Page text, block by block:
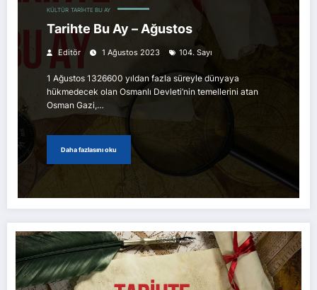
KÜLTÜR TARIHTE BU AY
Tarihte Bu Ay – Ağustos
Editör 1 Ağustos 2023 104. Sayı
1 Ağustos 1326600 yıldan fazla süreyle dünyaya
hükmedecek olan Osmanlı Devleti’nin temellerini atan
Osman Gazi,…
Daha fazlasını oku